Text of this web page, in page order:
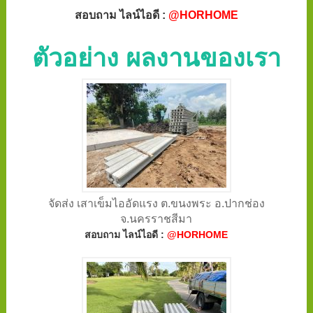
สอบถาม ไลน์ไอดี : @HORHOME
ตัวอย่าง ผลงานของเรา
จัดส่ง เสาเข็มไออัดแรง ต.ขนงพระ อ.ปากช่อง
จ.นครราชสีมา
สอบถาม ไลน์ไอดี :@HORHOME